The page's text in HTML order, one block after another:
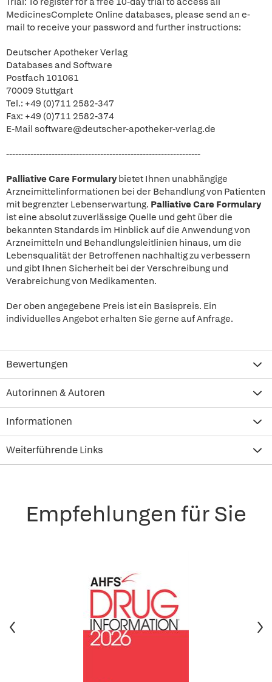
MedicinesComplete Online databases, please send an e-
mail to receive your password and further instructions:
Deutscher Apotheker Verlag
Databases and Software
Postfach 101061
70009 Stuttgart
Tel.: +49 (0)711 2582-347
Fax: +49 (0)711 2582-374
E-Mail software@deutscher-apotheker-verlag.de
----------------------------------------------------------------
Palliative Care Formularybietet Ihnen unabhängige
Arzneimittelinformationen bei der Behandlung von Patienten
mit begrenzter Lebenserwartung. Palliative Care Formulary
ist eine absolut zuverlässige Quelle und geht über die
bekannten Standards im Hinblick auf die Anwendung von
Arzneimitteln und Behandlungsleitlinien hinaus, um die
Lebensqualität der Betroffenen nachhaltig zu verbessern
und gibt Ihnen Sicherheit bei der Verschreibung und
Verabreichung von Medikamenten.
Der oben angegebene Preis ist ein Basispreis. Ein
individuelles Angebot erhalten Sie gerne auf Anfrage.
Bewertungen
Autorinnen & Autoren
Informationen
Weiterführende Links
Empfehlungen für Sie